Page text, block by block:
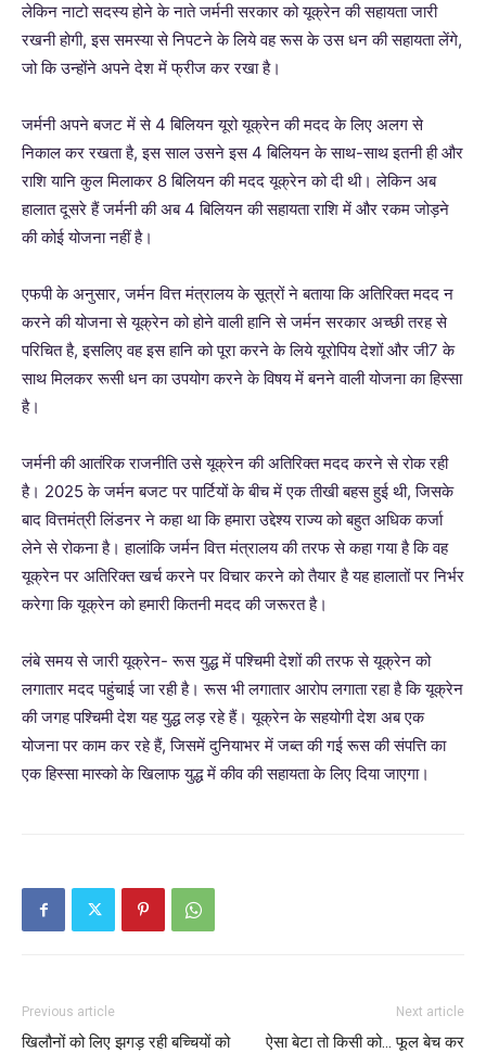
लेकिन नाटो सदस्य होने के नाते जर्मनी सरकार को यूक्रेन की सहायता जारी
रखनी होगी, इस समस्या से निपटने के लिये वह रूस के उस धन की सहायता लेंगे,
जो कि उन्होंने अपने देश में फ्रीज कर रखा है।
जर्मनी अपने बजट में से 4 बिलियन यूरो यूक्रेन की मदद के लिए अलग से
निकाल कर रखता है, इस साल उसने इस 4 बिलियन के साथ-साथ इतनी ही और
राशि यानि कुल मिलाकर 8 बिलियन की मदद यूक्रेन को दी थी। लेकिन अब
हालात दूसरे हैं जर्मनी की अब 4 बिलियन की सहायता राशि में और रकम जोड़ने
की कोई योजना नहीं है।
एफपी के अनुसार, जर्मन वित्त मंत्रालय के सूत्रों ने बताया कि अतिरिक्त मदद न
करने की योजना से यूक्रेन को होने वाली हानि से जर्मन सरकार अच्छी तरह से
परिचित है, इसलिए वह इस हानि को पूरा करने के लिये यूरोपिय देशों और जी7 के
साथ मिलकर रूसी धन का उपयोग करने के विषय में बनने वाली योजना का हिस्सा
है।
जर्मनी की आतंरिक राजनीति उसे यूक्रेन की अतिरिक्त मदद करने से रोक रही
है। 2025 के जर्मन बजट पर पार्टियों के बीच में एक तीखी बहस हुई थी, जिसके
बाद वित्तमंत्री लिंडनर ने कहा था कि हमारा उद्देश्य राज्य को बहुत अधिक कर्जा
लेने से रोकना है। हालांकि जर्मन वित्त मंत्रालय की तरफ से कहा गया है कि वह
यूक्रेन पर अतिरिक्त खर्च करने पर विचार करने को तैयार है यह हालातों पर निर्भर
करेगा कि यूक्रेन को हमारी कितनी मदद की जरूरत है।
लंबे समय से जारी यूक्रेन- रूस युद्ध में पश्चिमी देशों की तरफ से यूक्रेन को
लगातार मदद पहुंचाई जा रही है। रूस भी लगातार आरोप लगाता रहा है कि यूक्रेन
की जगह पश्चिमी देश यह युद्ध लड़ रहे हैं। यूक्रेन के सहयोगी देश अब एक
योजना पर काम कर रहे हैं, जिसमें दुनियाभर में जब्त की गई रूस की संपत्ति का
एक हिस्सा मास्को के खिलाफ युद्ध में कीव की सहायता के लिए दिया जाएगा।
Previous article
खिलौनों को लिए झगड़ रही बच्चियों को
Next article
ऐसा बेटा तो किसी को… फूल बेच कर